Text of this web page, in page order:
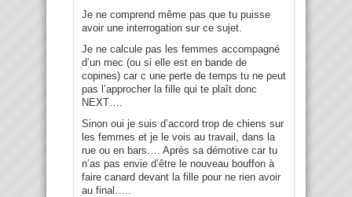
Je ne comprend même pas que tu puisse
avoir une interrogation sur ce sujet.
Je ne calcule pas les femmes accompagné
d’un mec (ou si elle est en bande de
copines) car c une perte de temps tu ne peut
pas l’approcher la fille qui te plaît donc
NEXT….
Sinon oui je suis d’accord trop de chiens sur
les femmes et je le vois au travail, dans la
rue ou en bars…. Après sa démotive car tu
n’as pas envie d’être le nouveau bouffon à
faire canard devant la fille pour ne rien avoir
au final…..